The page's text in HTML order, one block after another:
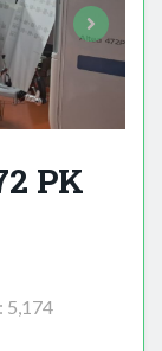
PK
5,174